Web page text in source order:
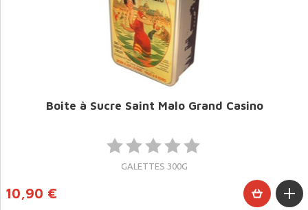
Boite à Sucre Saint Malo Grand Casino
GALETTES 300G
10,90 €